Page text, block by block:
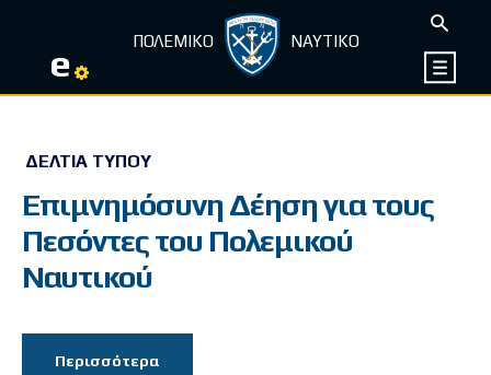
e ΠΟΛΕΜΙΚΟ ΝΑΥΤΙΚΟ
ΔΕΛΤΊΑ ΤΎΠΟΥ
Επιμνημόσυνη Δέηση για τους
Πεσόντες του Πολεμικού
Ναυτικού
Περισσότερα